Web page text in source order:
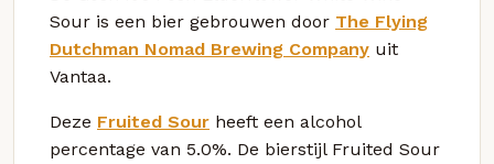
Sour is een bier gebrouwen door The Flying
Dutchman Nomad Brewing Company uit
Vantaa.
Deze Fruited Sour heeft een alcohol
percentage van 5.0%. De bierstijl Fruited Sour